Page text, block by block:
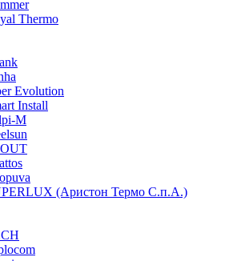
Thermo
Evolution
Install
M
(Аристон Термо С.п.А.)